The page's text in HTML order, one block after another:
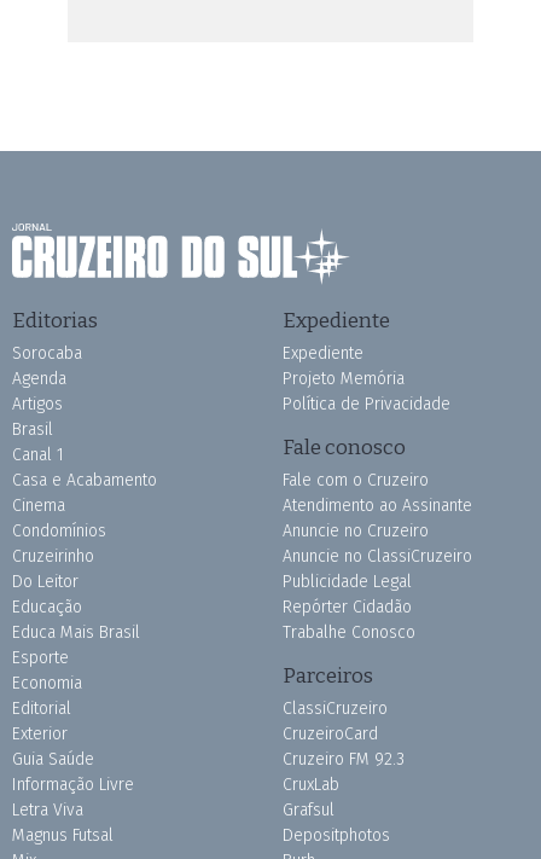
Editorias
Sorocaba
Agenda
Artigos
Brasil
Canal 1
Casa e Acabamento
Cinema
Condomínios
Cruzeirinho
Do Leitor
Educação
Educa Mais Brasil
Esporte
Economia
Editorial
Exterior
Guia Saúde
Informação Livre
Letra Viva
Magnus Futsal
Expediente
Expediente
Projeto Memória
Política de Privacidade
Fale conosco
Fale com o Cruzeiro
Atendimento ao Assinante
Anuncie no Cruzeiro
Anuncie no ClassiCruzeiro
Publicidade Legal
Repórter Cidadão
Trabalhe Conosco
Parceiros
ClassiCruzeiro
CruzeiroCard
Cruzeiro FM 92.3
CruxLab
Grafsul
Depositphotos